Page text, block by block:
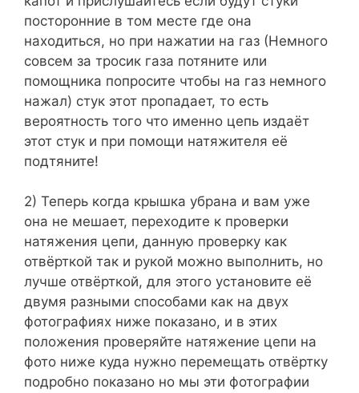
посторонние в том месте где она
находиться, но при нажатии на газ (Немного
совсем за тросик газа потяните или
помощника попросите чтобы на газ немного
нажал) стук этот пропадает, то есть
вероятность того что именно цепь издаёт
этот стук и при помощи натяжителя её
подтяните!
2) Теперь когда крышка убрана и вам уже
она не мешает, переходите к проверки
натяжения цепи, данную проверку как
отвёрткой так и рукой можно выполнить, но
лучше отвёрткой, для этого установите её
двумя разными способами как на двух
фотографиях ниже показано, и в этих
положения проверяйте натяжение цепи на
фото ниже куда нужно перемещать отвёртку
подробно показано но мы эти фотографии